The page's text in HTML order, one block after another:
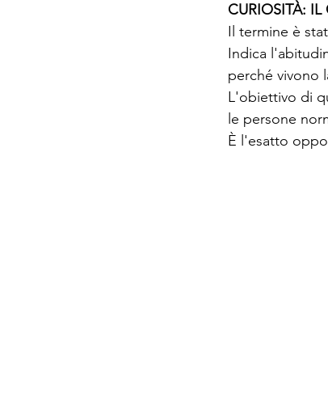
CURIOSITÀ:
Il termine è
Indica
perché vivono
L'obiettivo di
le persone
È l'esatto